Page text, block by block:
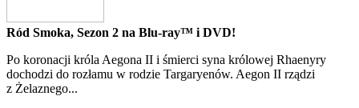
Ród Smoka, Sezon 2 na Blu-ray™ i DVD!
Po koronacji króla Aegona II i śmierci syna królowej Rhaenyry
dochodzi do rozłamu w rodzie Targaryenów. Aegon II rządzi
z Żelaznego...